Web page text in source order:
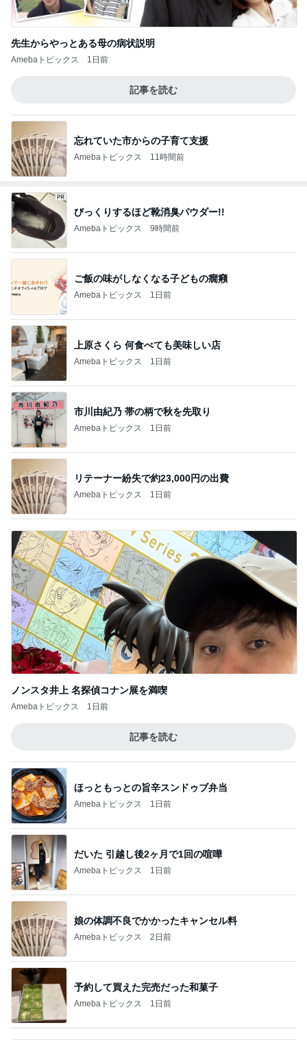
先生からやっとある母の病状説明
Amebaトピックス 1日前
記事を読む
忘れていた市からの子育て支援
Amebaトピックス 11時間前
びっくりするほど靴消臭パウダー!!
Amebaトピックス 9時間前
ご飯の味がしなくなる子どもの癇癪
Amebaトピックス 1日前
上原さくら 何食べても美味しい店
Amebaトピックス 1日前
市川由紀乃 帯の柄で秋を先取り
Amebaトピックス 1日前
リテーナー紛失で約23,000円の出費
Amebaトピックス 1日前
ノンスタ井上 名探偵コナン展を満喫
Amebaトピックス 1日前
記事を読む
ほっともっとの旨辛スンドゥブ弁当
Amebaトピックス 1日前
だいた 引越し後2ヶ月で1回の喧嘩
Amebaトピックス 1日前
娘の体調不良でかかったキャンセル料
Amebaトピックス 2日前
予約して買えた完売だった和菓子
Amebaトピックス 1日前